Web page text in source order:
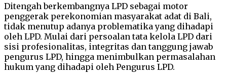
Ditengah berkembangnya LPD sebagai motor
penggerak perekonomian masyarakat adat di Bali,
tidak menutup adanya problematika yang dihadapi
oleh LPD. Mulai dari persoalan tata kelola LPD dari
sisi profesionalitas, integritas dan tanggung jawab
pengurus LPD, hingga menimbulkan permasalahan
hukum yang dihadapi oleh Pengurus LPD.